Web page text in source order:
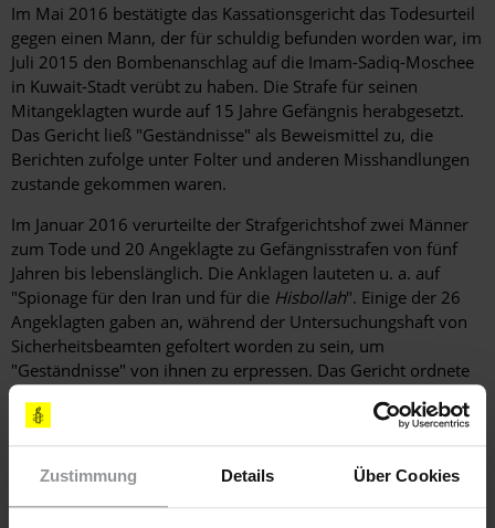
Zustimmung Details Über Cookies
Im Mai 2016 bestätigte das Kassationsgericht das Todesurteil
gegen einen Mann, der für schuldig befunden worden war, im
Juli 2015 den Bombenanschlag auf die Imam-Sadiq-Moschee
in Kuwait-Stadt verübt zu haben. Die Strafe für seinen
Mitangeklagten wurde auf 15 Jahre Gefängnis herabgesetzt.
Das Gericht ließ "Geständnisse" als Beweismittel zu, die
Berichten zufolge unter Folter und anderen Misshandlungen
zustande gekommen waren.
Im Januar 2016 verurteilte der Strafgerichtshof zwei Männer
zum Tode und 20 Angeklagte zu Gefängnisstrafen von fünf
Jahren bis lebenslänglich. Die Anklagen lauteten u. a. auf
"Spionage für den Iran und für die Hisbollah". Einige der 26
Angeklagten gaben an, während der Untersuchungshaft von
Sicherheitsbeamten gefoltert worden zu sein, um
"Geständnisse" von ihnen zu erpressen. Das Gericht ordnete
keine Untersuchung dieser Vorwürfe an. Im Juli 2016
bestätigte ein Berufungsgericht eines der Todesurteile,
reduzierte die Gefängnisstrafen von einigen weiteren
Angeklagten und sprach neun Angeklagte frei. Anschließend
ordneten die Behörden an, gegen 17 der Angeklagten neue
Verfahren wegen Straftaten im Zusammenhang mit